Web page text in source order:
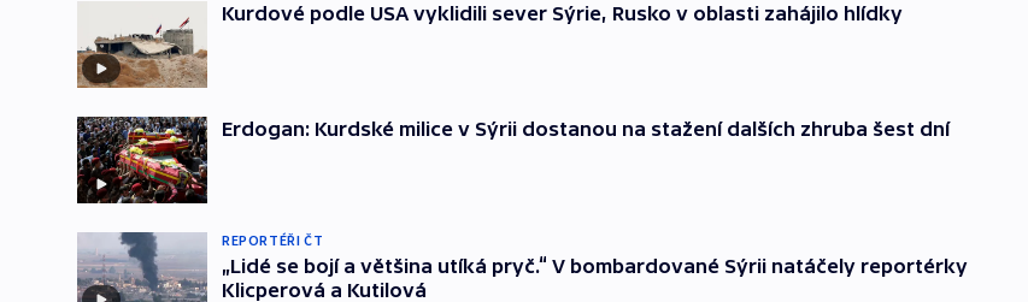
Kurdové podle USA vyklidili sever Sýrie, Rusko v oblasti zahájilo hlídky
Erdogan: Kurdské milice v Sýrii dostanou na stažení dalších zhruba šest dní
REPORTÉŘI ČT
„Lidé se bojí a většina utíká pryč.“ V bombardované Sýrii natáčely reportérky
Klicperová a Kutilová